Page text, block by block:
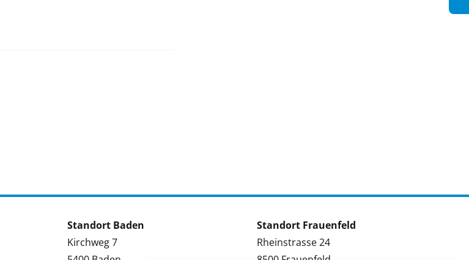
Standort Baden
Kirchweg 7
Standort Frauenfeld
Rheinstrasse 24